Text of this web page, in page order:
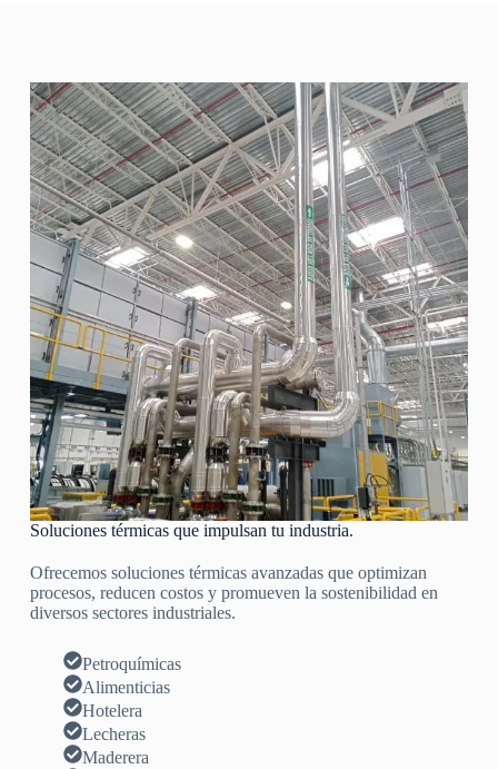
Soluciones térmicas que impulsan tu industria.
Ofrecemos soluciones térmicas avanzadas que optimizan
procesos, reducen costos y promueven la sostenibilidad en
diversos sectores industriales.
Petroquímicas
Alimenticias
Hotelera
Lecheras
Maderera